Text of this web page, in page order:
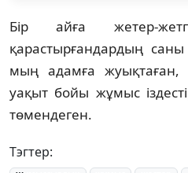
Бір айға жетер-
қарастырғандардың
мың адамға
уақыт бойы жұмыс
төмендеген.
Тэгтер: